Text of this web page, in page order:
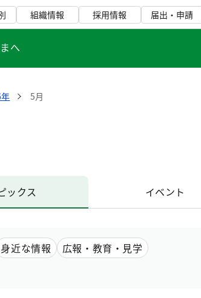
組織情報 採用情報 届出・申請
へ
5月
ックス イベント
身近な情報
広報・教育・見学